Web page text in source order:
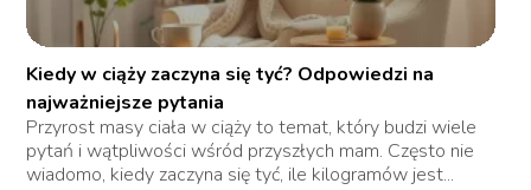
Kiedy w ciąży zaczyna się tyć? Odpowiedzi na
najważniejsze pytania
Przyrost masy ciała w ciąży to temat, który budzi wiele
pytań i wątpliwości wśród przyszłych mam. Często nie
wiadomo, kiedy zaczyna się tyć, ile kilogramów jest...